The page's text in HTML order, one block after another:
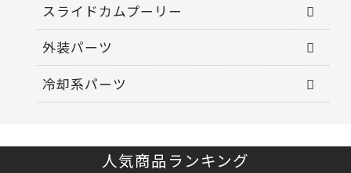
スライドカムプーリー
外装パーツ
冷却系パーツ
人気商品ランキング